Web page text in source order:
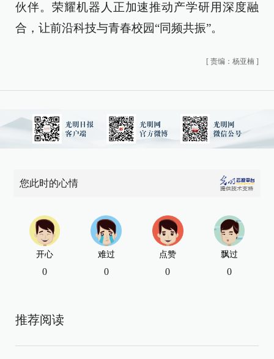
伙伴。荣耀机器人正加速推动产学研用深度融
合，让前沿科技与青春校园“同频共振”。
[ 责编：杨亚楠 ]
您此时的心情
开心
0
难过
0
点赞
0
飘过
0
推荐阅读